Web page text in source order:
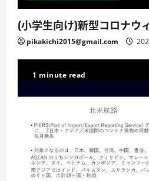
(小学生向け)新型コロナウ
pikakichi2015@gmail.com
1 minute read